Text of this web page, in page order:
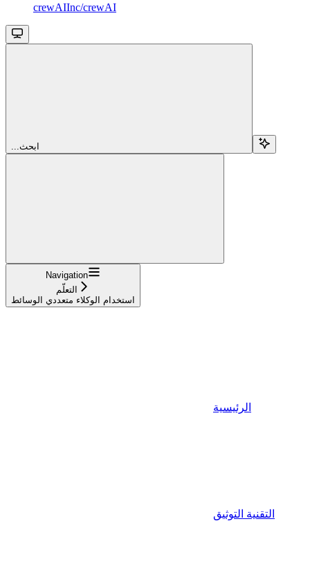
crewAIInc/crewAI
...ابحث
Navigation
التعلّم
استخدام الوكلاء متعددي الوسائط
الرئيسية
التقنية التوثيق